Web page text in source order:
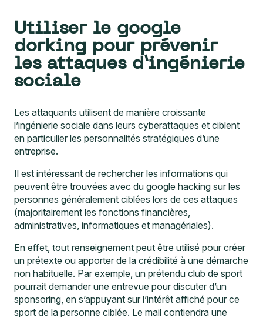
Utiliser le google
dorking pour prévenir
les attaques d’ingénierie
sociale
l’ingénierie sociale dans leurs cyberattaques et ciblent
en particulier les personnalités stratégiques d’une
entreprise.
peuvent être trouvées avec du google hacking sur les
personnes généralement ciblées lors de ces attaques
(majoritairement les fonctions financières,
administratives, informatiques et managériales).
un prétexte ou apporter de la crédibilité à une démarche
non habituelle. Par exemple, un prétendu club de sport
pourrait demander une entrevue pour discuter d’un
sponsoring, en s’appuyant sur l’intérêt affiché pour ce
sport de la personne ciblée. Le mail contiendra une
pièce jointe ou un lien piégé, qu’elle sera plus tentée